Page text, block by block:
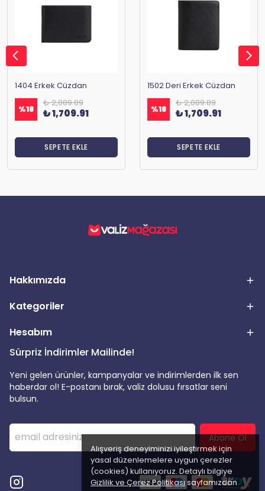
Alışveriş deneyiminizi iyileştirmek için
yasal düzenlemelere uygun çerezler
(cookies) kullanıyoruz. Detaylı bilgiye
Gizlilik ve Çerez Politikası sayfamızdan
1404 Erkek Cüzdan
%18
₺ 2,089.89
₺ 1,709.91
SEPETE EKLE
1502 Deri Erkek Cüzdan
%18
₺ 2,089.89
₺ 1,709.91
SEPETE EKLE
Hakkımızda
Kategoriler
Hesabım
Sürpriz İndirimler Mailinde!
Yeni gelen ürünler, kampanyalar ve indirimlerden ilk sen
haberdar ol! E-postanı bırak, valiz dolusu fırsatlar seni
bulsun.
Abone Ol